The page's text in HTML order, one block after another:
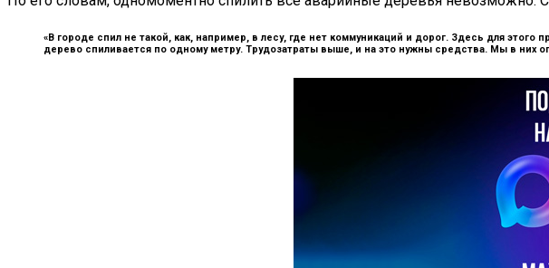
«В городе спил не такой, как, например, в лесу, где нет коммуникаций и дорог. Здесь для
дерево спиливается по одному метру. Трудозатраты выше, и на это нужны средства. Мы в них